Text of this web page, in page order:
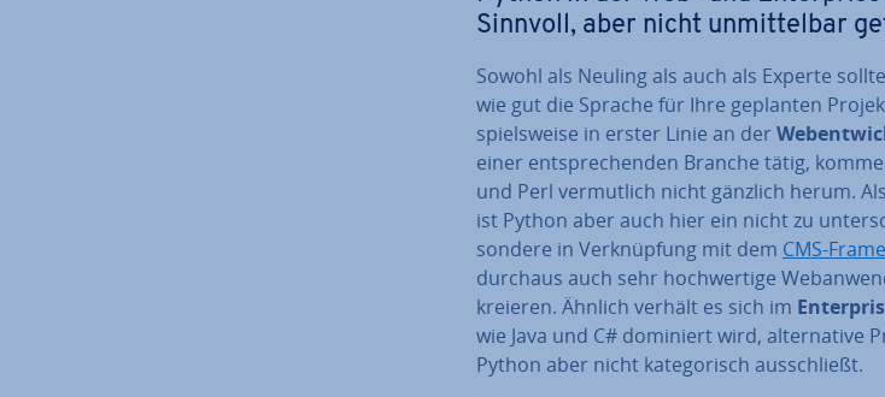
Sinnvoll, aber nicht un­mit­tel­bar
Sowohl als Neuling als auch als Experte
wie gut die Sprache für Ihre geplanten
spiels­wei­se in erster Linie an der
einer ent­spre­chen­den Branche tätig,
und Perl ver­mut­lich nicht gänzlich herum. Als
ist Python aber auch hier ein nicht zu
son­de­re in Ver­knüp­fung mit dem CMS-
durchaus auch sehr hoch­wer­ti­ge
kreieren. Ähnlich verhält es sich im
wie Java und C# dominiert wird, al­ter­na­ti­ve
Python aber nicht ka­te­go­risch aus­schließt.